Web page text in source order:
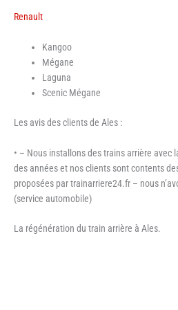
Renault
Kangoo
Mégane
Laguna
Scenic Mégane
Les avis des clients de Ales :
• – Nous installons des trains arrière avec
des années et nos clients sont contents
proposées par trainarriere24.fr – nous
(service automobile)
La régénération du train arrière à Ales.